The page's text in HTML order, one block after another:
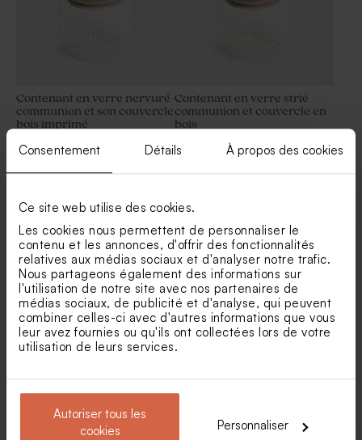
Consentement Détails À propos des cookies
Ce site web utilise des cookies.
Les cookies nous permettent de personnaliser le
contenu et les annonces, d'offrir des fonctionnalités
relatives aux médias sociaux et d'analyser notre trafic.
Nous partageons également des informations sur
l'utilisation de notre site avec nos partenaires de
médias sociaux, de publicité et d'analyse, qui peuvent
combiner celles-ci avec d'autres informations que vous
leur avez fournies ou qu'ils ont collectées lors de votre
utilisation de leurs services.
Autoriser tous les
cookies
Personnaliser
Savon artisanal communion
Contenant en verre nervuré
communion et son couvercle
bois imprimé
Contenant en verre strié
communion et couvercle en
bois
Pot en verre strié
communion avec couvercle
en bois
Étui à dragées communion
eucalyptus et prénom doré